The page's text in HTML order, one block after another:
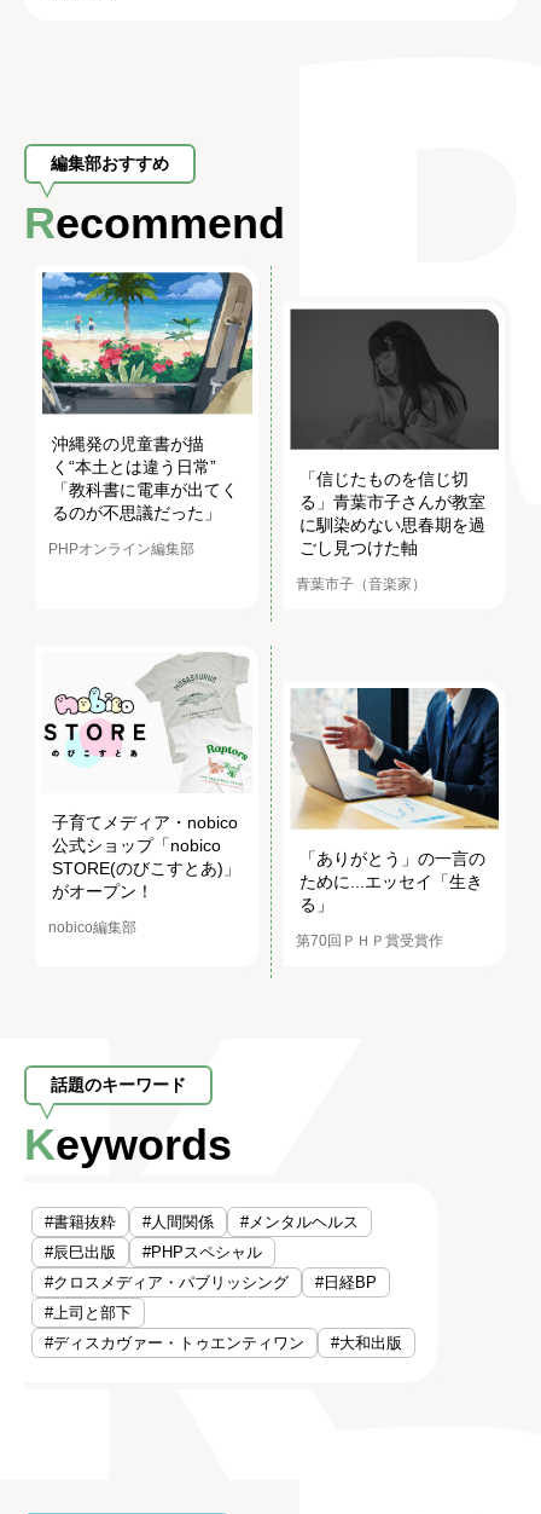
編集部おすすめ
Recommend
沖縄発の児童書が描
く“本土とは違う日常”
「教科書に電車が出てく
るのが不思議だった」
PHPオンライン編集部
「信じたものを信じ切
る」青葉市子さんが教室
に馴染めない思春期を過
ごし見つけた軸
青葉市子（音楽家）
子育てメディア・nobico
公式ショップ「nobico
STORE(のびこすとあ)」
がオープン！
nobico編集部
「ありがとう」の一言の
ために...エッセイ「生き
る」
第70回ＰＨＰ賞受賞作
話題のキーワード
Keywords
#書籍抜粋 #人間関係
#メンタルヘルス
#辰巳出版
#PHPスペシャル
#クロスメディア・パブリッシング
#日経BP
#上司と部下
#ディスカヴァー・トゥエンティワン
#大和出版